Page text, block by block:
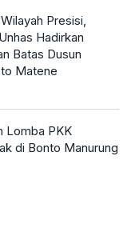
Presisi,
Hadirkan
Batas Dusun
Matene
Lomba PKK
di Bonto Manurung